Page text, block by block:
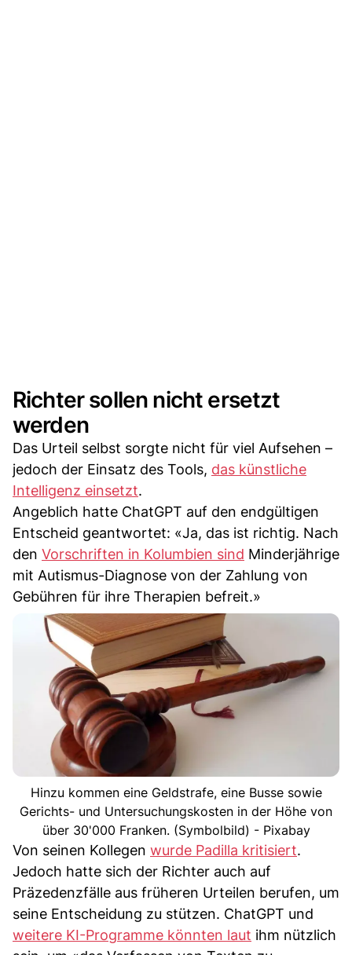
Richter sollen nicht ersetzt
werden
Das Urteil selbst sorgte nicht für viel Aufsehen –
jedoch der Einsatz des Tools, das künstliche
Intelligenz einsetzt.
Angeblich hatte ChatGPT auf den endgültigen
Entscheid geantwortet: «Ja, das ist richtig. Nach
den Vorschriften in Kolumbien sind Minderjährige
mit Autismus-Diagnose von der Zahlung von
Gebühren für ihre Therapien befreit.»
Hinzu kommen eine Geldstrafe, eine Busse sowie
Gerichts- und Untersuchungskosten in der Höhe von
über 30'000 Franken. (Symbolbild) - Pixabay
Von seinen Kollegen wurde Padilla kritisiert.
Jedoch hatte sich der Richter auch auf
Präzedenzfälle aus früheren Urteilen berufen, um
seine Entscheidung zu stützen. ChatGPT und
weitere KI-Programme könnten laut ihm nützlich